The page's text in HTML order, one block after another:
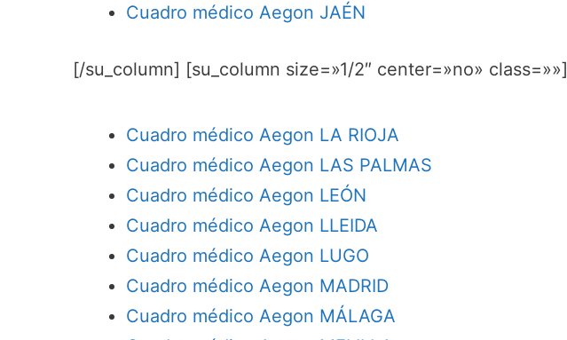
Cuadro médico Aegon JAÉN
[/su_column] [su_column size=»1/2″ center=»no» class=»»]
Cuadro médico Aegon LA RIOJA
Cuadro médico Aegon LAS PALMAS
Cuadro médico Aegon LEÓN
Cuadro médico Aegon LLEIDA
Cuadro médico Aegon LUGO
Cuadro médico Aegon MADRID
Cuadro médico Aegon MÁLAGA